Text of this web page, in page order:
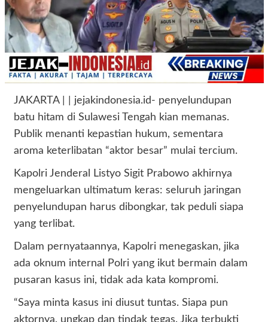
JAKARTA | | jejakindonesia.id- penyelundupan
batu hitam di Sulawesi Tengah kian memanas.
Publik menanti kepastian hukum, sementara
aroma keterlibatan “aktor besar” mulai tercium.
Kapolri Jenderal Listyo Sigit Prabowo akhirnya
mengeluarkan ultimatum keras: seluruh jaringan
penyelundupan harus dibongkar, tak peduli siapa
yang terlibat.
Dalam pernyataannya, Kapolri menegaskan, jika
ada oknum internal Polri yang ikut bermain dalam
pusaran kasus ini, tidak ada kata kompromi.
“Saya minta kasus ini diusut tuntas. Siapa pun
aktornya, ungkap dan tindak tegas. Jika terbukti